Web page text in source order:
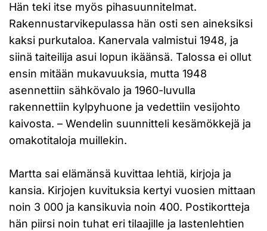
Hän teki itse myös pihasuunnitelmat.
Rakennustarvikepulassa hän osti sen aineksiksi
kaksi purkutaloa. Kanervala valmistui 1948, ja
siinä taiteilija asui lopun ikäänsä. Talossa ei ollut
ensin mitään mukavuuksia, mutta 1948
asennettiin sähkövalo ja 1960-luvulla
rakennettiin kylpyhuone ja vedettiin vesijohto
kaivosta. – Wendelin suunnitteli kesämökkejä ja
omakotitaloja muillekin.
Martta sai elämänsä kuvittaa lehtiä, kirjoja ja
kansia. Kirjojen kuvituksia kertyi vuosien mittaan
noin 3 000 ja kansikuvia noin 400. Postikortteja
hän piirsi noin tuhat eri tilaajille ja lastenlehtien